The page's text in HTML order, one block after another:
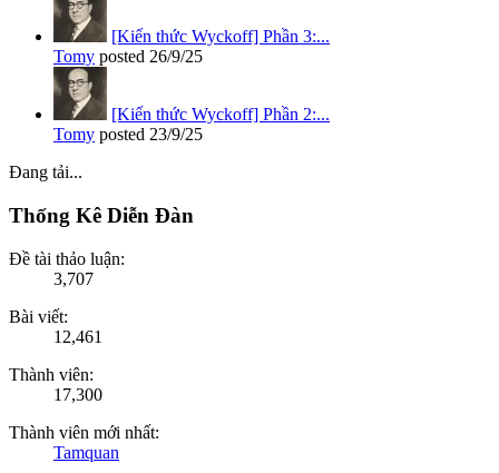
[Kiến thức Wyckoff] Phần 3:...
Tomy posted 26/9/25
[Kiến thức Wyckoff] Phần 2:...
Tomy posted 23/9/25
Đang tải...
Thống Kê Diễn Đàn
Đề tài thảo luận:
3,707
Bài viết:
12,461
Thành viên:
17,300
Thành viên mới nhất:
Tamquan